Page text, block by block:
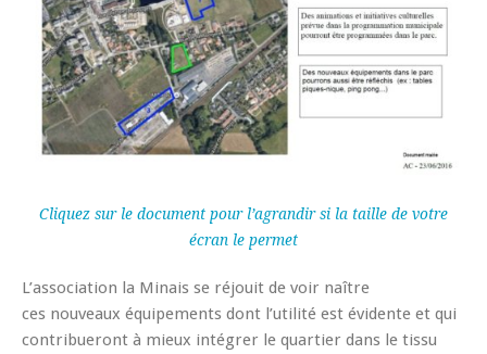
Cliquez sur le document pour l’agrandirsi la taille de votre
écran le permet
L’association la Minais se réjouit de voir naître
ces nouveaux équipements dont l’utilité est évidente et qui
contribueront à mieux intégrer le quartier dans le tissu